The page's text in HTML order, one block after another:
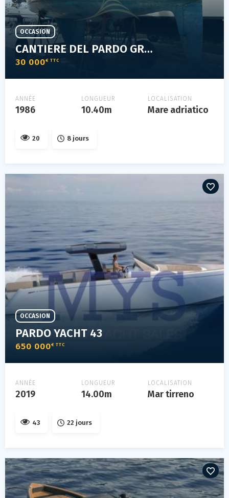
CANTIERE DEL PARDO GRAND SOLEIL 343
30 000€ TTC
OCCASION
ANNÉE
1986
LONGUEUR
10.40m
LOCALISATION
Mare adriatico
20 8 jours
PARDO YACHT 43
650 000€ TTC
OCCASION
ANNÉE
2019
LONGUEUR
14.00m
LOCALISATION
Mar tirreno
43 22 jours